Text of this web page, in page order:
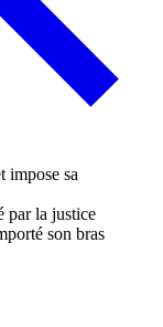
par la justice
son bras